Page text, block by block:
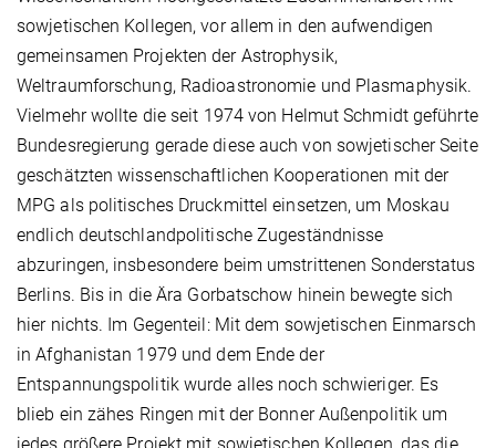
sowjetischen Kollegen, vor allem in den aufwendigen
gemeinsamen Projekten der Astrophysik,
Weltraumforschung, Radioastronomie und Plasmaphysik.
Vielmehr wollte die seit 1974 von Helmut Schmidt geführte
Bundesregierung gerade diese auch von sowjetischer Seite
geschätzten wissenschaftlichen Kooperationen mit der
MPG als politisches Druckmittel einsetzen, um Moskau
endlich deutschlandpolitische Zugeständnisse
abzuringen, insbesondere beim umstrittenen Sonderstatus
Berlins. Bis in die Ära Gorbatschow hinein bewegte sich
hier nichts. Im Gegenteil: Mit dem sowjetischen Einmarsch
in Afghanistan 1979 und dem Ende der
Entspannungspolitik wurde alles noch schwieriger. Es
blieb ein zähes Ringen mit der Bonner Außenpolitik um